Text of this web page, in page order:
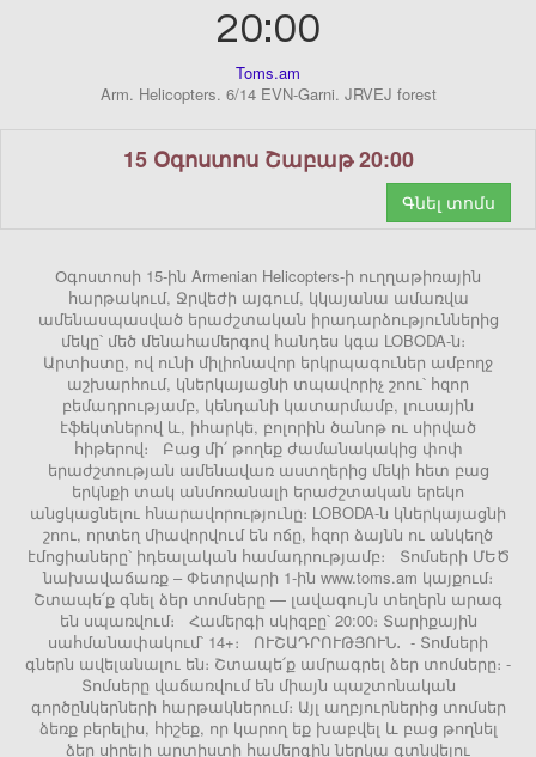
20:00
Toms.am
Arm. Helicopters. 6/14 EVN-Garni. JRVEJ forest
15 Օգոստոս Շաբաթ 20:00
Գնել տոմս
Օգոստոսի 15-ին Armenian Helicopters-ի ուղղաթիռային
հարթակում, Ջրվեժի այգում, կկայանա ամառվա
ամենասպասված երաժշտական իրադարձություններից
մեկը՝ մեծ մենահամերգով հանդես կգա LOBODA-ն։
Արտիստը, ով ունի միլիոնավոր երկրպագուներ ամբողջ
աշխարհում, կներկայացնի տպավորիչ շոու՝ հզոր
բեմադրությամբ, կենդանի կատարմամբ, լուսային
էֆեկտներով և, իհարկե, բոլորին ծանոթ ու սիրված
հիթերով։ Բաց մի՛ թողեք ժամանակակից փոփ
երաժշտության ամենավառ աստղերից մեկի հետ բաց
երկնքի տակ անմոռանալի երաժշտական երեկո
անցկացնելու հնարավորությունը։ LOBODA-ն կներկայացնի
շոու, որտեղ միավորվում են ոճը, հզոր ձայնն ու անկեղծ
էմոցիաները՝ իդեալական համադրությամբ։ Տոմսերի ՄԵԾ
նախավաճառք – Փետրվարի 1-ին www.toms.am կայքում։
Շտապե՛ք գնել ձեր տոմսերը — լավագույն տեղերն արագ
են սպառվում։ Համերգի սկիզբը՝ 20:00։ Տարիքային
սահմանափակում՝ 14+։ ՈՒՇԱԴՐՈՒԹՅՈՒՆ․ - Տոմսերի
գներն ավելանալու են։ Շտապե՛ք ամրագրել ձեր տոմսերը։ -
Տոմսերը վաճառվում են միայն պաշտոնական
գործընկերների հարթակներում։ Այլ աղբյուրներից տոմսեր
ձեռք բերելիս, հիշեք, որ կարող եք խաբվել և բաց թողնել
ձեր սիրելի արտիստի համերգին ներկա գտնվելու